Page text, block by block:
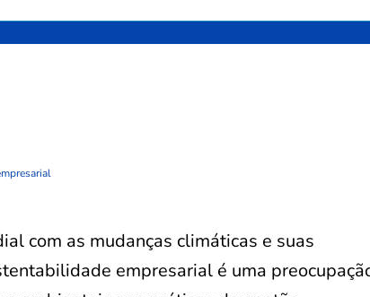
com as mudanças climáticas e suas
empresarial é uma